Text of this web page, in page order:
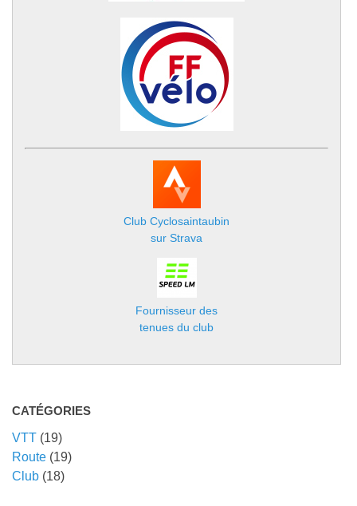
Club Cyclosaintaubin
sur Strava
Fournisseur des
tenues du club
CATÉGORIES
VTT (19)
Route (19)
Club (18)